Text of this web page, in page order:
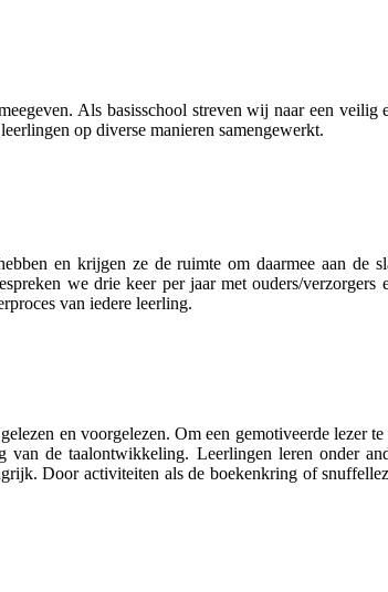
Als basisschool streven wij naar een veilig
op diverse manieren samengewerkt.
en krijgen ze de ruimte om daarmee aan de
we drie keer per jaar met ouders/verzorgers
van iedere leerling.
en voorgelezen. Om een gemotiveerde lezer
de taalontwikkeling. Leerlingen leren onder
Door activiteiten als de boekenkring of